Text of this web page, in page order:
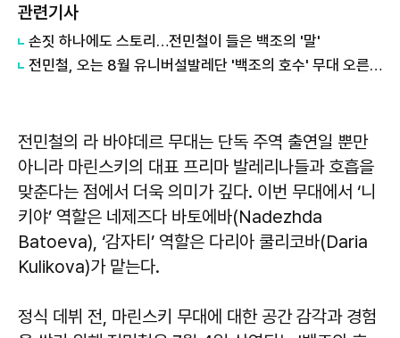
관련기사
손짓 하나에도 스토리…전민철이 들은 백조의 '말'
전민철, 오는 8월 유니버설발레단 '백조의 호수' 무대 오른다
전민철의 라 바야데르 무대는 단독 주역 출연일 뿐만
아니라 마린스키의 대표 프리마 발레리나들과 호흡을
맞춘다는 점에서 더욱 의미가 깊다. 이번 무대에서 ‘니
키야’ 역할은 네제즈다 바토에바(Nadezhda
Batoeva), ‘감자티’ 역할은 다리아 쿨리코바(Daria
Kulikova)가 맡는다.
정식 데뷔 전, 마린스키 무대에 대한 공간 감각과 경험